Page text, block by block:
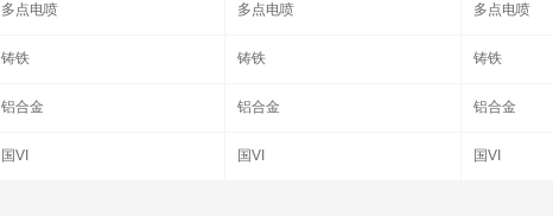
多点电喷 多点电喷 多点电喷
铸铁 铸铁 铸铁
铝合金 铝合金 铝合金
国VI 国VI 国VI